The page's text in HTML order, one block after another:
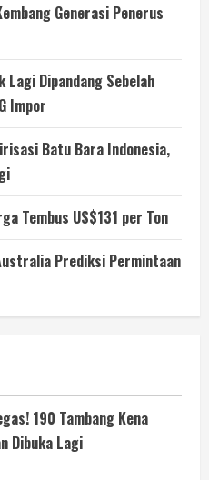
Generasi Penerus
Lagi Dipandang Sebelah
Impor
Batu Bara Indonesia,
Tembus US$131 per Ton
Prediksi Permintaan
190 Tambang Kena
Dibuka Lagi